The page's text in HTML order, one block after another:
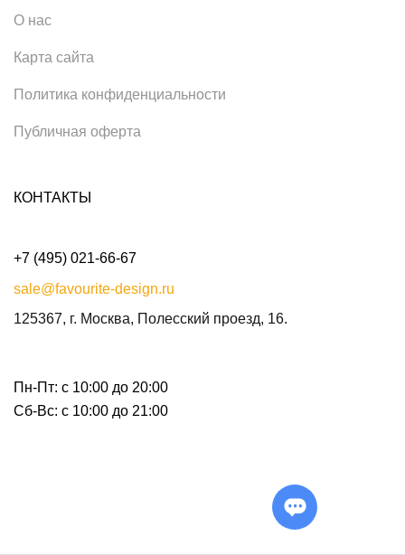
О нас
Карта сайта
Политика конфиденциальности
Публичная оферта
КОНТАКТЫ
+7 (495) 021-66-67
sale@favourite-design.ru
125367, г. Москва, Полесский проезд, 16.
Пн-Пт: с 10:00 до 20:00
Сб-Вс: с 10:00 до 21:00